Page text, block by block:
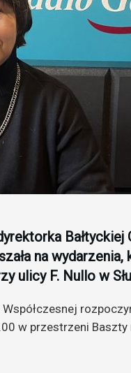
na wydarzenia,
ulicy F. Nullo w
Współczesnej
w przestrzeni